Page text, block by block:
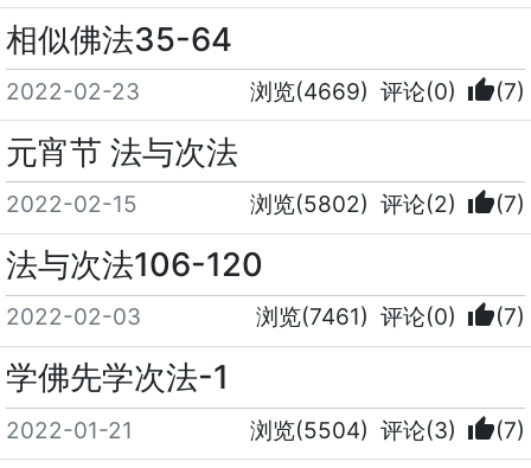
相似佛法35-64
2022-02-23 浏览(4669) 评论(0) thumb_up(7)
元宵节 法与次法
2022-02-15 浏览(5802) 评论(2) thumb_up(7)
法与次法106-120
2022-02-03 浏览(7461) 评论(0) thumb_up(7)
学佛先学次法-1
2022-01-21 浏览(5504) 评论(3) thumb_up(7)